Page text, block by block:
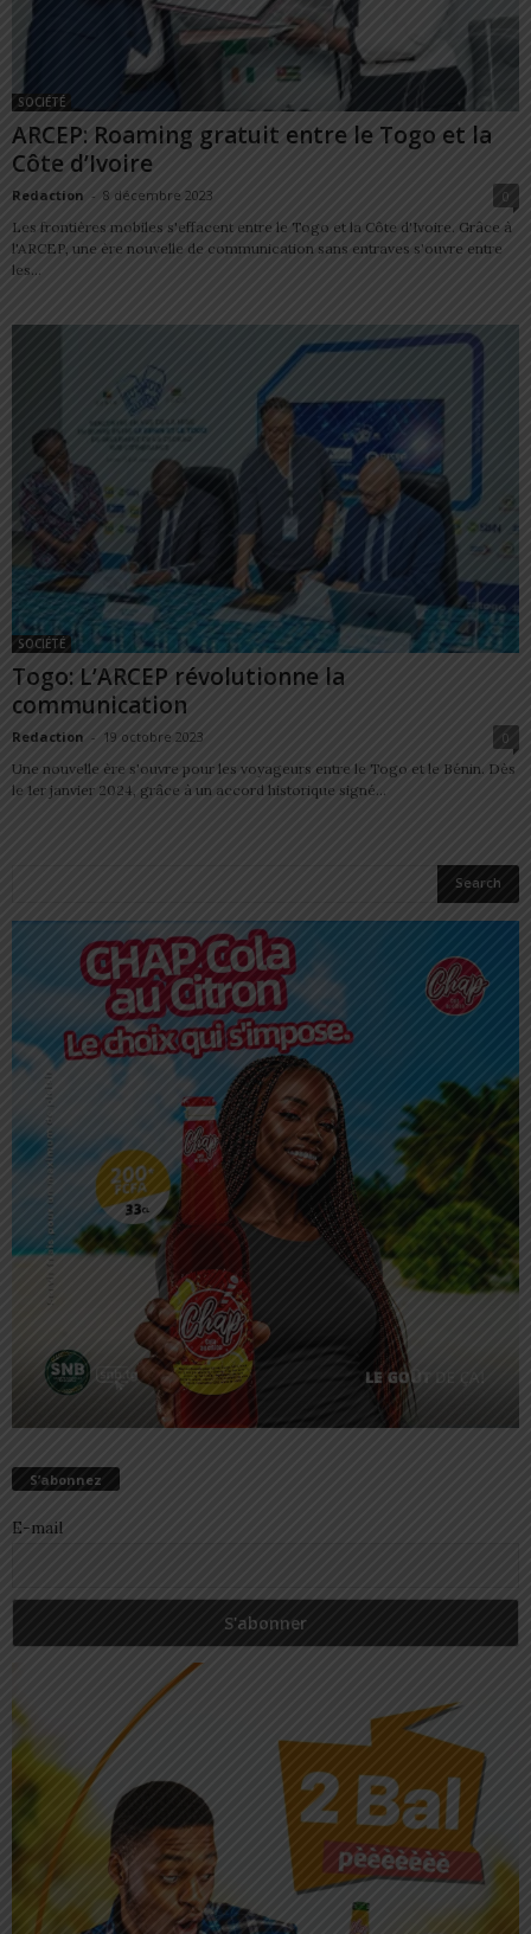
SOCIÉTÉ
ARCEP: Roaming gratuit entre le Togo et la
Côte d’Ivoire
Redaction - 8 décembre 2023
0
Les frontières mobiles s'effacent entre le Togo et la Côte d'Ivoire. Grâce à
l'ARCEP, une ère nouvelle de communication sans entraves s'ouvre entre
les...
SOCIÉTÉ
Togo: L’ARCEP révolutionne la
communication
Redaction - 19 octobre 2023
0
Une nouvelle ère s'ouvre pour les voyageurs entre le Togo et le Bénin. Dès
le 1er janvier 2024, grâce à un accord historique signé...
S’abonnez
E-mail